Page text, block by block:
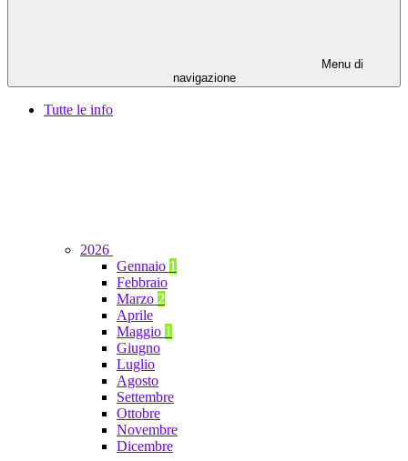
Menu di
navigazione
Tutte le info
2026
Gennaio 1
Febbraio
Marzo 2
Aprile
Maggio 1
Giugno
Luglio
Agosto
Settembre
Ottobre
Novembre
Dicembre